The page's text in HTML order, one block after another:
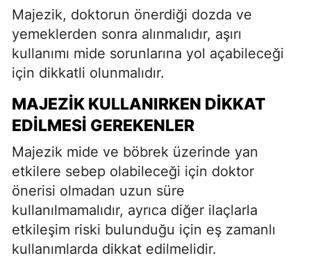
Majezik, doktorun önerdiği dozda ve
yemeklerden sonra alınmalıdır, aşırı
kullanımı mide sorunlarına yol açabileceği
için dikkatli olunmalıdır.
MAJEZIK KULLANIRKEN DIKKAT
EDILMESI GEREKENLER
Majezik mide ve böbrek üzerinde yan
etkilere sebep olabileceği için doktor
önerisi olmadan uzun süre
kullanılmamalıdır, ayrıca diğer ilaçlarla
etkileşim riski bulunduğu için eş zamanlı
kullanımlarda dikkat edilmelidir.